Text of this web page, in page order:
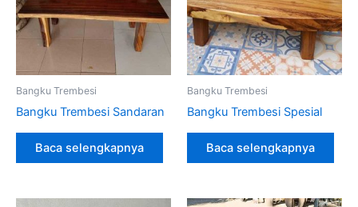
Bangku Trembesi
Bangku Trembesi Sandaran
Baca selengkapnya
Bangku Trembesi
Bangku Trembesi Spesial
Baca selengkapnya